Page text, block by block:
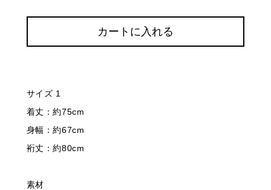
カートに入れる
サイズ 1
着丈：約75cm
身幅：約67cm
裄丈：約80cm
素材